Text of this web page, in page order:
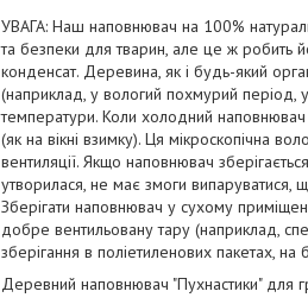
УВАГА: Наш наповнювач на 100%
та безпеки для тварин, але це ж робить
конденсат. Деревина, як і будь-який
(наприклад, у вологий похмурий період,
температури. Коли холодний
(як на вікні взимку). Ця мікроскопічна
вентиляції. Якщо наповнювач
утворилася, не має змоги
Зберігати наповнювач у сухому
добре вентильовану тару (наприклад,
зберігання в поліетиленових пакетах,
Деревний наповнювач "Пухнастики" для